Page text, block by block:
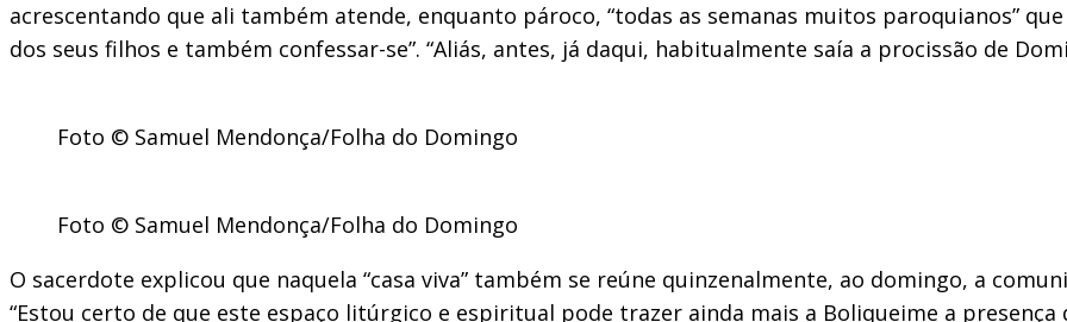
acrescentando que ali também atende, enquanto pároco, “todas as semanas muitos paroquianos”
dos seus filhos e também confessar-se”. “Aliás, antes, já daqui, habitualmente saía a procissão de
Foto © Samuel Mendonça/Folha do Domingo
Foto © Samuel Mendonça/Folha do Domingo
O sacerdote explicou que naquela “casa viva” também se reúne quinzenalmente, ao domingo, a
“Estou certo de que este espaço litúrgico e espiritual pode trazer ainda mais a Boliqueime a presença